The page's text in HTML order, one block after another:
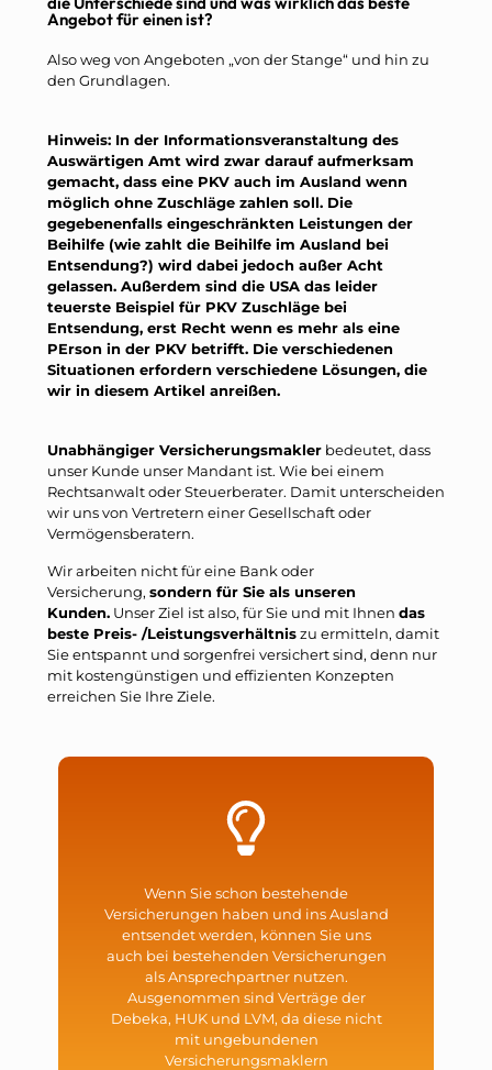
Angebot für einen ist?
Also weg von Angeboten „von der Stange“ und hin zu
den Grundlagen.
Hinweis: In der Informationsveranstaltung des
Auswärtigen Amt wird zwar darauf aufmerksam
gemacht, dass eine PKV auch im Ausland wenn
möglich ohne Zuschläge zahlen soll. Die
gegebenenfalls eingeschränkten Leistungen der
Beihilfe (wie zahlt die Beihilfe im Ausland bei
Entsendung?) wird dabei jedoch außer Acht
gelassen. Außerdem sind die USA das leider
teuerste Beispiel für PKV Zuschläge bei
Entsendung, erst Recht wenn es mehr als eine
PErson in der PKV betrifft. Die verschiedenen
Situationen erfordern verschiedene Lösungen, die
wir in diesem Artikel anreißen.
Unabhängiger Versicherungsmakler bedeutet, dass
unser Kunde unser Mandant ist. Wie bei einem
Rechtsanwalt oder Steuerberater. Damit unterscheiden
wir uns von Vertretern einer Gesellschaft oder
Vermögensberatern.
Wir arbeiten nicht für eine Bank oder
Versicherung, sondern für Sie als unseren
Kunden. Unser Ziel ist also, für Sie und mit Ihnen das
beste Preis- /Leistungsverhältniszu ermitteln, damit
Sie entspannt und sorgenfrei versichert sind, denn nur
mit kostengünstigen und effizienten Konzepten
erreichen Sie Ihre Ziele.
Wenn Sie schon bestehende
Versicherungen haben und ins Ausland
entsendet werden, können Sie uns
auch bei bestehenden Versicherungen
als Ansprechpartner nutzen.
Ausgenommen sind Verträge der
Debeka, HUK und LVM, da diese nicht
mit ungebundenen
Versicherungsmaklern